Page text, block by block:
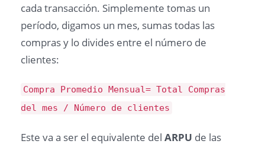
cada transacción. Simplemente tomas un
período, digamos un mes, sumas todas las
compras y lo divides entre el número de
clientes:
Compra Promedio Mensual= Total Compras
del mes / Número de clientes
Este va a ser el equivalente del ARPU de las